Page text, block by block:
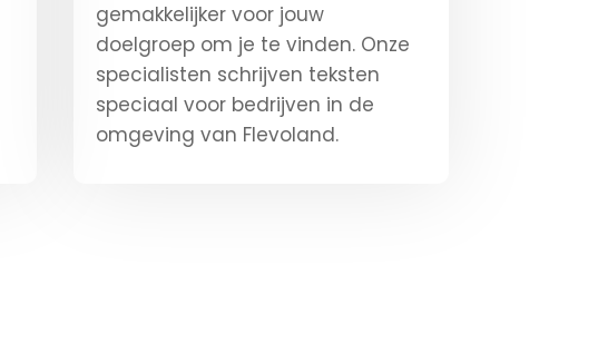
gemakkelijker voor jouw
doelgroep om je te vinden. Onze
specialisten schrijven teksten
speciaal voor bedrijven in de
omgeving van Flevoland.